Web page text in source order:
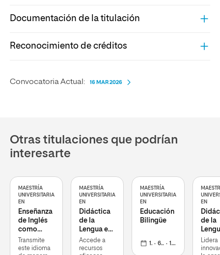
Documentación de la titulación
Reconocimiento de créditos
Convocatoria Actual: 16 MAR 2026
Otras titulaciones que podrían
interesarte
MAESTRÍA
UNIVERSITARIA
EN
Enseñanza
de Inglés
como
Lengua
Extranjera
Transmite
este idioma
MAESTRÍA
UNIVERSITARIA
EN
Didáctica
de la
Lengua en
Educación
Infantil y
Accede a
recursos
MAESTRÍA
UNIVERSITARIA
EN
Educación
Bilingüe
12 meses 60 ECTS 19 oct 2026
EN
de la
en
Lidera